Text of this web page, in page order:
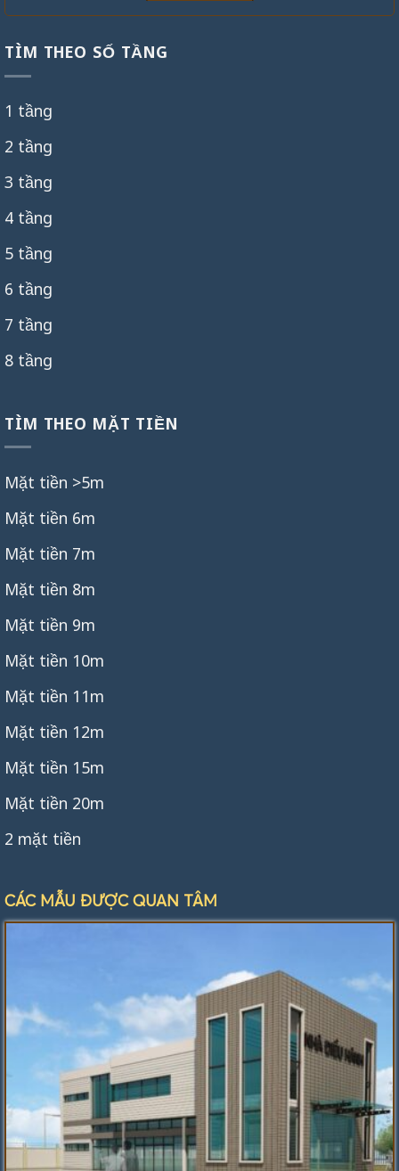
TÌM THEO SỐ TẦNG
1 tầng
2 tầng
3 tầng
4 tầng
5 tầng
6 tầng
7 tầng
8 tầng
TÌM THEO MẶT TIỀN
Mặt tiền >5m
Mặt tiền 6m
Mặt tiền 7m
Mặt tiền 8m
Mặt tiền 9m
Mặt tiền 10m
Mặt tiền 11m
Mặt tiền 12m
Mặt tiền 15m
Mặt tiền 20m
2 mặt tiền
CÁC MẪU ĐƯỢC QUAN TÂM